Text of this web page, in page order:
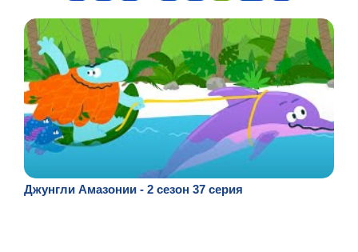
Джунгли Амазонии - 2 сезон 37 серия